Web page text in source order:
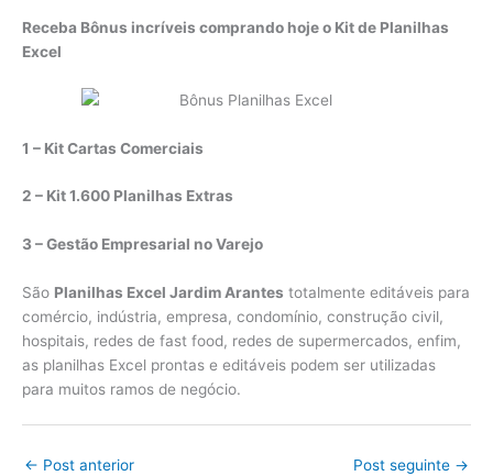
Receba Bônus incríveis comprando hoje o Kit de Planilhas
Excel
1 – Kit Cartas Comerciais
2 – Kit 1.600 Planilhas Extras
3 – Gestão Empresarial no Varejo
São Planilhas Excel Jardim Arantes totalmente editáveis para
comércio, indústria, empresa, condomínio, construção civil,
hospitais, redes de fast food, redes de supermercados, enfim,
as planilhas Excel prontas e editáveis podem ser utilizadas
para muitos ramos de negócio.
← Post anterior Post seguinte →